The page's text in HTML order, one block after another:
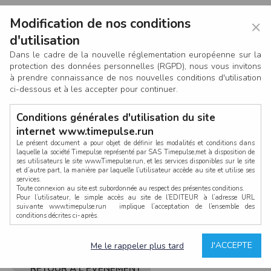
CONNEXION
RETOUR À L'ÉVÈNEMENT
×
Modification de nos conditions
d'utilisation
Dans le cadre de la nouvelle réglementation européenne sur la
protection des données personnelles (RGPD), nous vous invitons
à prendre connaissance de nos nouvelles conditions d'utilisation
ci-dessous et à les accepter pour continuer.
Conditions générales d'utilisation du site
internet www.timepulse.run
Le présent document a pour objet de définir les modalités et conditions dans
laquelle la société Timepulse représenté par SAS Timepulse,met à disposition de
ses utilisateurs le site www.Timepulse.run, et les services disponibles sur le site
et d’autre part, la manière par laquelle l’utilisateur accède au site et utilise ses
services.
Toute connexion au site est subordonnée au respect des présentes conditions.
Pour l’utilisateur, le simple accès au site de l’EDITEUR à l’adresse URL
suivante www.timepulse.run implique l’acceptation de l’ensemble des
conditions décrites ci-après.
La structure générale du site www.timepulse.run, par quelque procédé que ce
soit, sans l'autorisation préalable et par écrit de Fourcherot Mickael et/ou de ses
J'ACCEPTE
Me le rappeler plus tard